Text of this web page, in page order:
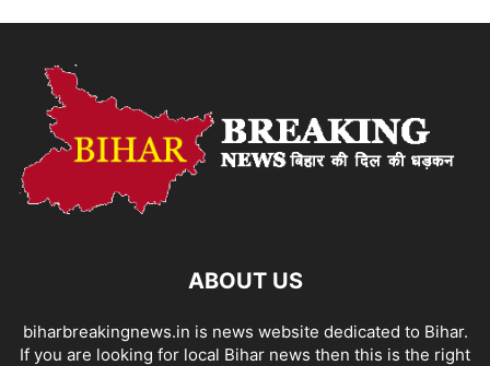
ABOUT US
biharbreakingnews.in is news website dedicated to Bihar.
If you are looking for local Bihar news then this is the right